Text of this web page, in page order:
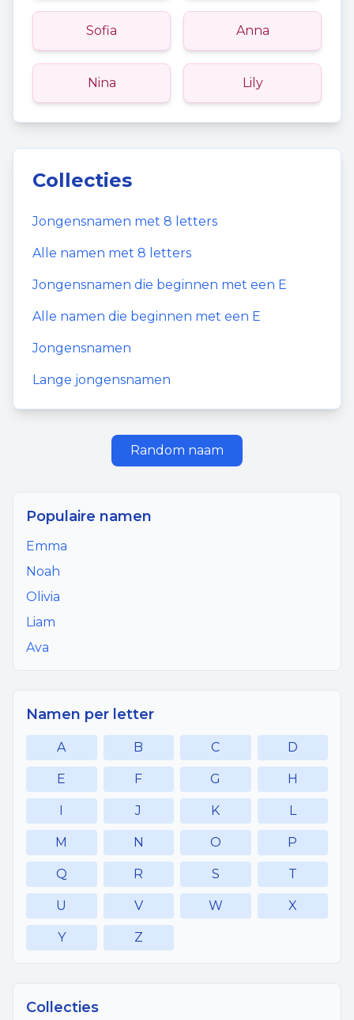
Sofia Anna
Nina Lily
Collecties
Jongensnamen met 8 letters
Alle namen met 8 letters
Jongensnamen die beginnen met een E
Alle namen die beginnen met een E
Jongensnamen
Lange jongensnamen
Random naam
Populaire namen
Emma
Noah
Olivia
Liam
Ava
Namen per letter
A B C D
E F G H
I J K L
M N O P
Q R S T
U V W X
Y Z
Collecties